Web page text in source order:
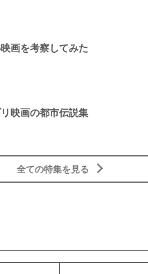
画を考察してみた
映画の都市伝説集
全ての特集を見る